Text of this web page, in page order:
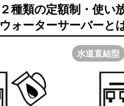
２種類の定額制・使い
ウォーターサーバーと
水道直結型